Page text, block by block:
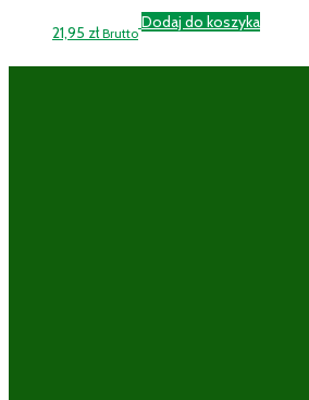
21,95 zł Brutto
Dodaj do koszyka